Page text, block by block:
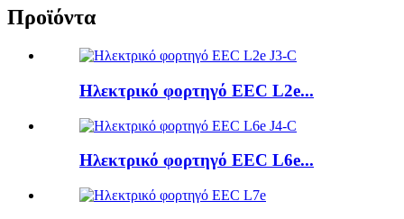
Προϊόντα
Ηλεκτρικό φορτηγό EEC L2e...
Ηλεκτρικό φορτηγό EEC L6e...